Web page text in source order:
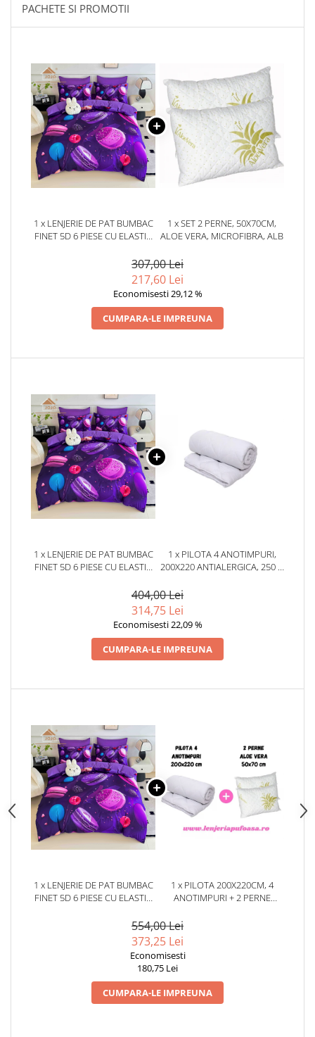
PACHETE SI PROMOTII
1 x LENJERIE DE PAT BUMBAC
FINET 5D 6 PIESE CU ELASTIC
1 x SET 2 PERNE, 50X70CM,
ALOE VERA, MICROFIBRA, ALB
307,00 Lei
217,60 Lei
Economisesti 29,12 %
CUMPARA-LE IMPREUNA
1 x LENJERIE DE PAT BUMBAC
FINET 5D 6 PIESE CU ELASTIC
1 x PILOTA 4 ANOTIMPURI,
200X220 ANTIALERGICA, 250 G
404,00 Lei
314,75 Lei
Economisesti 22,09 %
CUMPARA-LE IMPREUNA
1 x LENJERIE DE PAT BUMBAC
FINET 5D 6 PIESE CU ELASTIC
1 x PILOTA 200X220CM, 4
ANOTIMPURI + 2 PERNE
554,00 Lei
373,25 Lei
Economisesti
180,75 Lei
CUMPARA-LE IMPREUNA